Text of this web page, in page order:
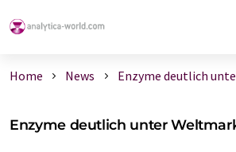
Home News Enzyme deutlich
Enzyme deutlich unter